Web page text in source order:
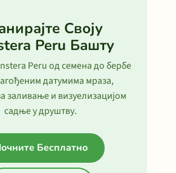
Своју
Peru Башту
Peru од семена до бербе
датумима мраза,
заливање и визуелизацијом
садње у друштву.
Бесплатно